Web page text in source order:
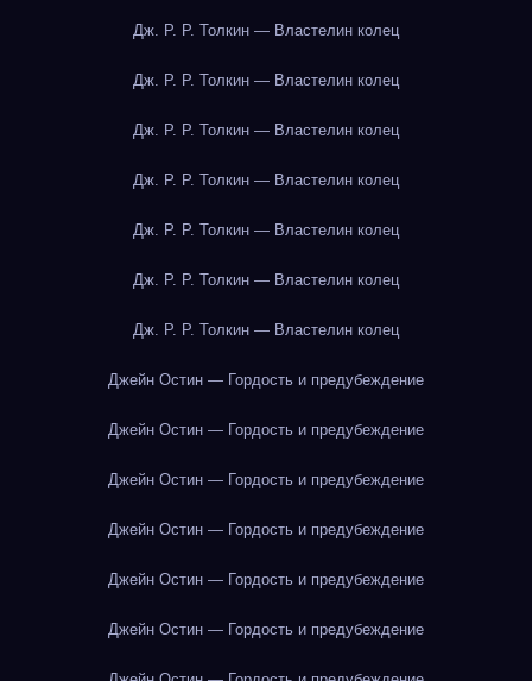
Дж. Р. Р. Толкин — Властелин колец
Дж. Р. Р. Толкин — Властелин колец
Дж. Р. Р. Толкин — Властелин колец
Дж. Р. Р. Толкин — Властелин колец
Дж. Р. Р. Толкин — Властелин колец
Дж. Р. Р. Толкин — Властелин колец
Дж. Р. Р. Толкин — Властелин колец
Джейн Остин — Гордость и предубеждение
Джейн Остин — Гордость и предубеждение
Джейн Остин — Гордость и предубеждение
Джейн Остин — Гордость и предубеждение
Джейн Остин — Гордость и предубеждение
Джейн Остин — Гордость и предубеждение